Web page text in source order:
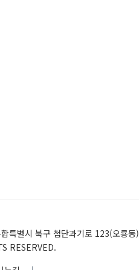
별시 북구 첨단과기로 123(오룡동)
RESERVED.